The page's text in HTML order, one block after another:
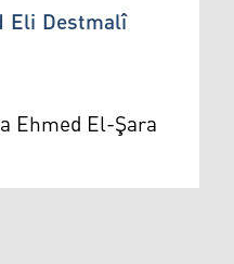
Eli Destmalî
Ehmed El-Şara